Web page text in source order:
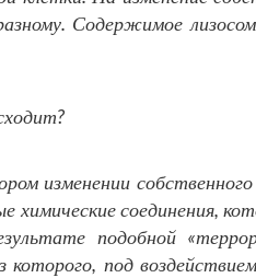
Содержимое
изменении
химические соединения,
подобной
под